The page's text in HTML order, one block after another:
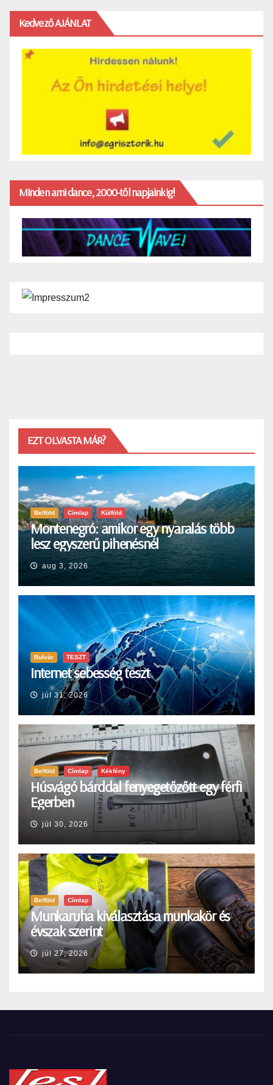
Kedvező AJÁNLAT
Minden ami dance, 2000-től napjainkig!
EZT OLVASTA MÁR?
Belföld Címlap Külföld
Montenegró: amikor egy nyaralás több
lesz egyszerű pihenésnél
aug 3, 2026
Bulvár TESZT
Internet sebesség teszt
júl 31, 2026
Belföld Címlap Kékfény
Húsvágó bárddal fenyegetőzőtt egy férfi
Egerben
júl 30, 2026
Belföld Címlap
Munkaruha kiválasztása munkakör és
évszak szerint
júl 27, 2026